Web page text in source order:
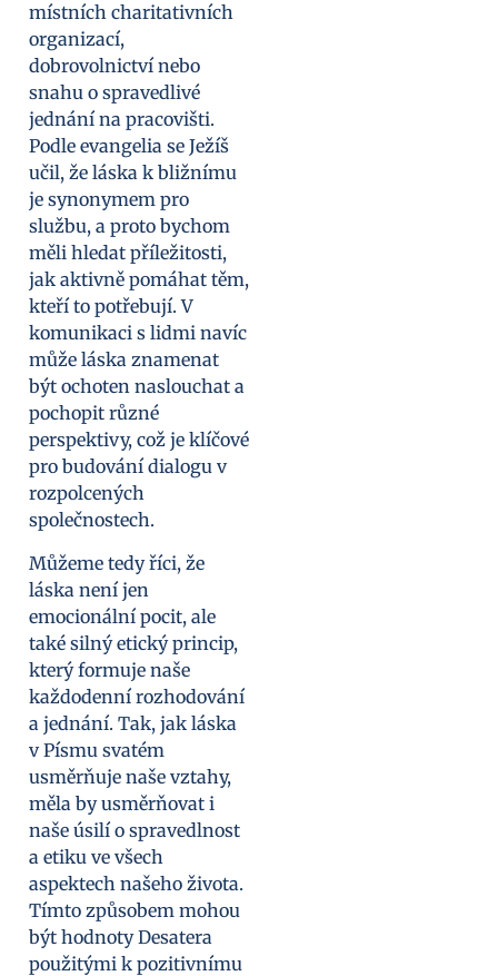
místních charitativních
organizací,
dobrovolnictví nebo
snahu o spravedlivé
jednání na pracovišti.
Podle evangelia se Ježíš
učil, že láska k bližnímu
je synonymem pro
službu, a proto bychom
měli hledat příležitosti,
jak aktivně pomáhat těm,
kteří to potřebují. V
komunikaci s lidmi navíc
může láska znamenat
být ochoten naslouchat a
pochopit různé
perspektivy, což je klíčové
pro budování dialogu v
rozpolcených
společnostech.
Můžeme tedy říci, že
láska není jen
emocionální pocit, ale
také silný etický princip,
který formuje naše
každodenní rozhodování
a jednání. Tak, jak láska
v Písmu svatém
usměrňuje naše vztahy,
měla by usměrňovat i
naše úsilí o spravedlnost
a etiku ve všech
aspektech našeho života.
Tímto způsobem mohou
být hodnoty Desatera
použitými k pozitivnímu